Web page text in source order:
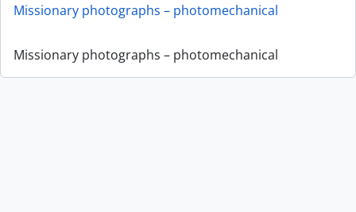
Missionary photographs – photomechanical
Missionary photographs – photomechanical